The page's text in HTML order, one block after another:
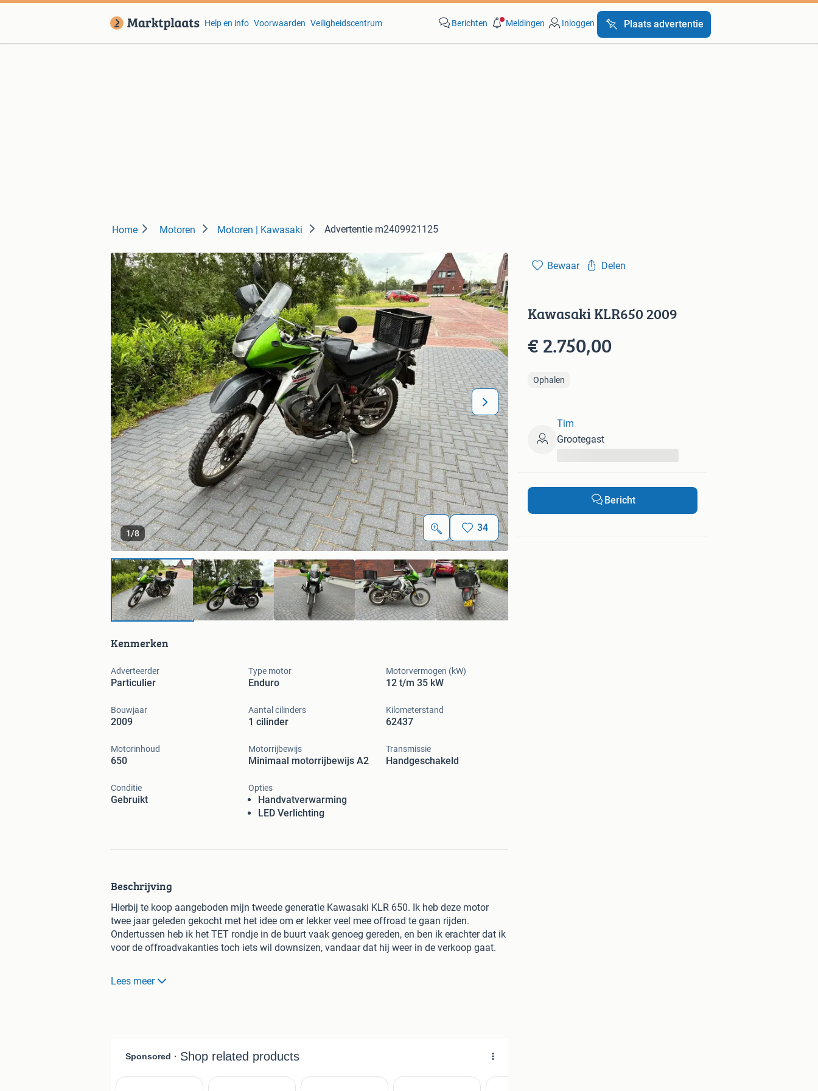
Help en info Voorwaarden Veiligheidscentrum Berichten Meldingen Inloggen Plaats advertentie
Home Motoren Motoren | Kawasaki Advertentie m2409921125
1/8 34
Kenmerken
Adverteerder
Particulier
Type motor
Enduro
Motorvermogen (kW)
12 t/m 35 kW
Bouwjaar
2009
Aantal cilinders
1 cilinder
Kilometerstand
62437
Motorinhoud
650
Motorrijbewijs
Minimaal motorrijbewijs A2
Transmissie
Handgeschakeld
Conditie
Gebruikt
Opties
Handvatverwarming
LED Verlichting
Beschrijving
Hierbij te koop aangeboden mijn tweede generatie Kawasaki KLR 650. Ik heb deze motor
twee jaar geleden gekocht met het idee om er lekker veel mee offroad te gaan rijden.
Ondertussen heb ik het TET rondje in de buurt vaak genoeg gereden, en ben ik erachter dat ik
voor de offroadvakanties toch iets wil downsizen, vandaar dat hij weer in de verkoop gaat.
Hij heeft een 21 inch voorwiel, valbeugels, middenbok, skidplate, handkappen en led-
verlichting voor en achter. Daarnaast heeft hij handvatverwarming (geschakeld), extra
Belangrijk om te weten is dat het een werkpaard is, geen showpony. De vorige eigenaar heeft
duidelijk afdrukken van stickers, de kappen zijn gerepareerd met ABS slurry en er is op
Lees meer
Bewaar Delen
Kawasaki KLR650 2009
€ 2.750,00
Ophalen
Tim
Grootegast
Bericht